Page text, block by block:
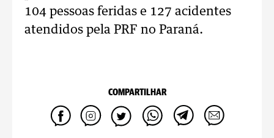
104 pessoas feridas e 127 acidentes
atendidos pela PRF no Paraná.
COMPARTILHAR